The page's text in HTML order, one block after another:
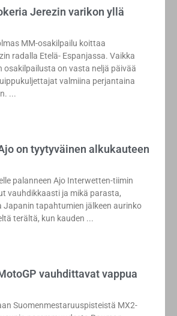
Jerezin varikon yllä
MM-osakilpailu koittaa
radalla Etelä- Espanjassa. Vaikka
osakilpailusta on vasta neljä päivää
valmiina perjantaina
on tyytyväinen alkukauteen
palanneen Ajo Interwetten-tiimin
vauhdikkaasti ja mikä parasta,
Japanin tapahtumien jälkeen aurinko
terältä, kun kauden
vauhdittavat vappua
Suomenmestaruuspisteistä MX2-